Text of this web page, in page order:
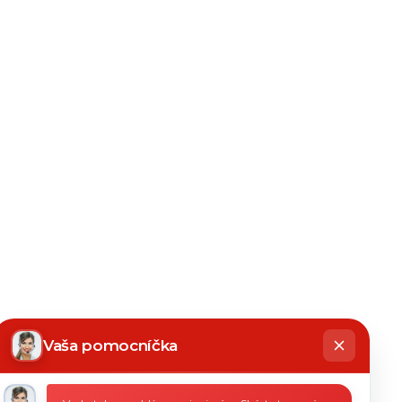
Vaša pomocníčka